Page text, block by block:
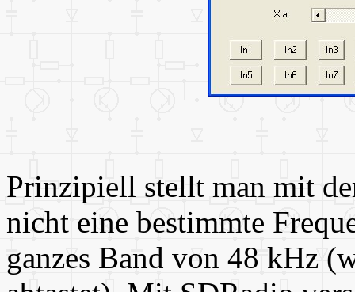
Prinzipiell stellt man mit
nicht eine bestimmte
ganzes Band von 48 kHz